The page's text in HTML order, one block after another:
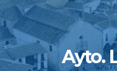
Ayto.